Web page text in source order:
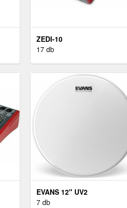
ZEDI-10
17 db
EVANS 12" UV2
7 db